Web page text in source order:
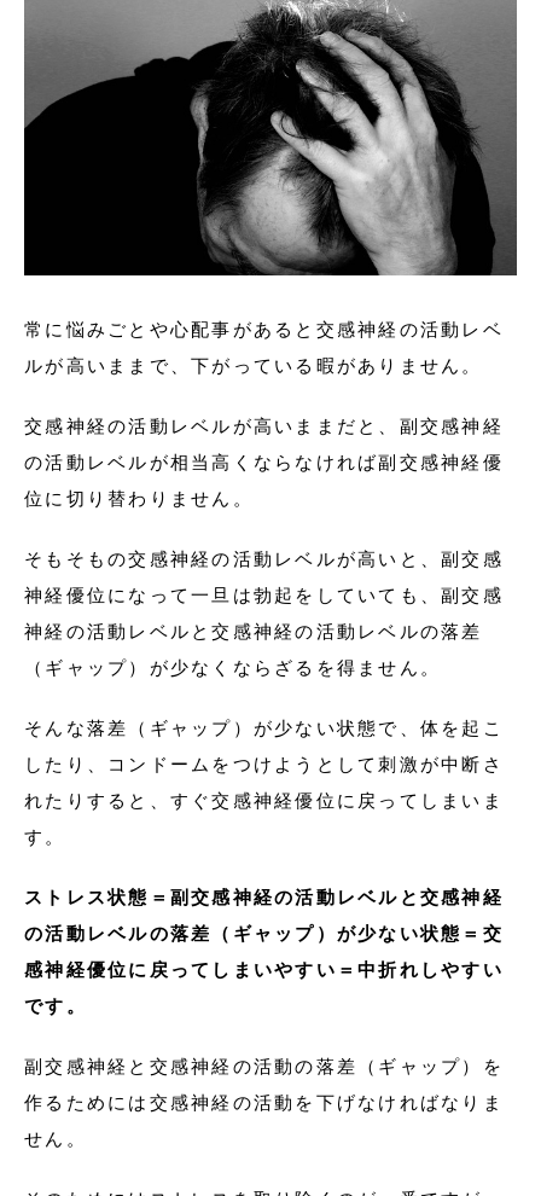
常に悩みごとや心配事があると交感神経の活動レベ
ルが高いままで、下がっている暇がありません。
交感神経の活動レベルが高いままだと、副交感神経
の活動レベルが相当高くならなければ副交感神経優
位に切り替わりません。
そもそもの交感神経の活動レベルが高いと、副交感
神経優位になって一旦は勃起をしていても、副交感
神経の活動レベルと交感神経の活動レベルの落差
（ギャップ）が少なくならざるを得ません。
そんな落差（ギャップ）が少ない状態で、体を起こ
したり、コンドームをつけようとして刺激が中断さ
れたりすると、すぐ交感神経優位に戻ってしまいま
す。
ストレス状態＝副交感神経の活動レベルと交感神経
の活動レベルの落差（ギャップ）が少ない状態＝交
感神経優位に戻ってしまいやすい＝中折れしやすい
です。
副交感神経と交感神経の活動の落差（ギャップ）を
作るためには交感神経の活動を下げなければなりま
せん。